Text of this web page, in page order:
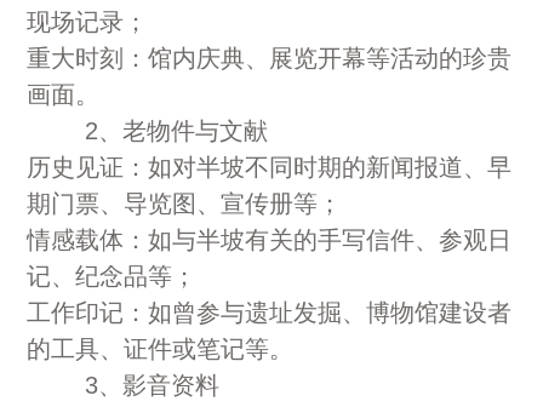
现场记录；
重大时刻：馆内庆典、展览开幕等活动的珍贵
画面。
2、老物件与文献
历史见证：如对半坡不同时期的新闻报道、早
期门票、导览图、宣传册等；
情感载体：如与半坡有关的手写信件、参观日
记、纪念品等；
工作印记：如曾参与遗址发掘、博物馆建设者
的工具、证件或笔记等。
3、影音资料